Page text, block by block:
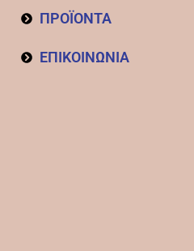
ΠΡΟΪΟΝΤΑ
ΕΠΙΚΟΙΝΩΝΙΑ